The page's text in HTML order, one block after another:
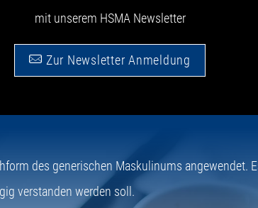
mit unserem HSMA Newsletter
Zur Newsletter Anmeldung
des generischen Maskulinums angewendet.
verstanden werden soll.